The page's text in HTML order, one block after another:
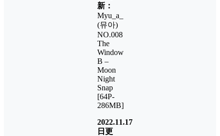
新：
Myu_a_
(뮤아)
NO.008
The
Window
B –
Moon
Night
Snap
[64P-
286MB]
2022.11.17
日更